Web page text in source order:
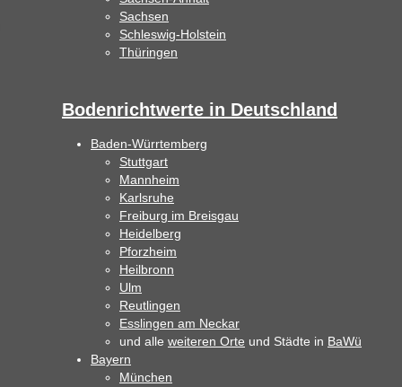
Sachsen
Schleswig-Holstein
Thüringen
Bodenrichtwerte in Deutschland
Baden-Würrtemberg
Stuttgart
Mannheim
Karlsruhe
Freiburg im Breisgau
Heidelberg
Pforzheim
Heilbronn
Ulm
Reutlingen
Esslingen am Neckar
und alle weiteren Orte und Städte in BaWü
Bayern
München